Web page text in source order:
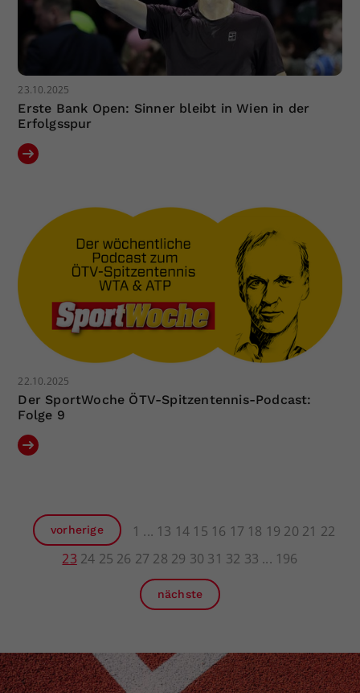
23.10.2025
Erste Bank Open: Sinner bleibt in Wien in der
Erfolgsspur
22.10.2025
Der SportWoche ÖTV-Spitzentennis-Podcast:
Folge 9
vorherige 1 13 14 15 16 17 18 19 20 21 22
23 24 25 26 27 28 29 30 31 32 33 196
nächste